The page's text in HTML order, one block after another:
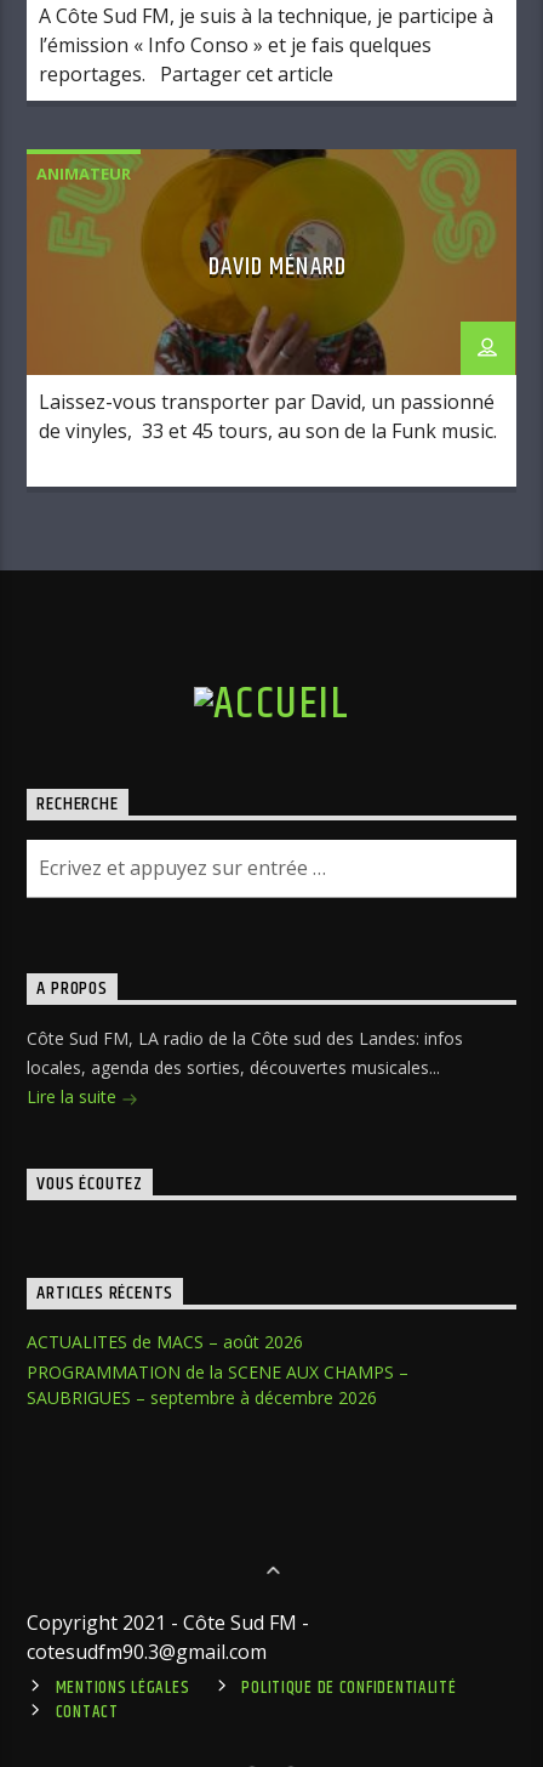
A Côte Sud FM, je suis à la technique, je participe à
l’émission « Info Conso » et je fais quelques
reportages. Partager cet article
ANIMATEUR
DAVID MÉNARD
Laissez-vous transporter par David, un passionné
de vinyles, 33 et 45 tours, au son de la Funk music.
RECHERCHE
A PROPOS
Côte Sud FM, LA radio de la Côte sud des Landes: infos
locales, agenda des sorties, découvertes musicales...
Lire la suite
VOUS ÉCOUTEZ
ARTICLES RÉCENTS
ACTUALITES de MACS – août 2026
PROGRAMMATION de la SCENE AUX CHAMPS –
SAUBRIGUES – septembre à décembre 2026
Copyright 2021 - Côte Sud FM -
cotesudfm90.3@gmail.com
MENTIONS LÉGALES
POLITIQUE DE CONFIDENTIALITÉ
CONTACT